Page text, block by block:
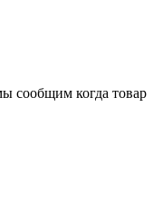
сообщим когда товар